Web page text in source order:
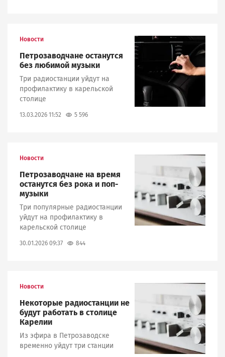
Новости
Петрозаводчане останутся
без любимой музыки
Три радиостанции уйдут на
профилактику в карельской
столице
13.03.2026 11:52 5 596
Image
Новости
Петрозаводчане на время
останутся без рока и поп-
музыки
Три популярные радиостанции
уйдут на профилактику в
карельской столице
30.01.2026 09:37 844
Новости
Некоторые радиостанции не
будут работать в столице
Карелии
Из эфира в Петрозаводске
временно уйдут три станции